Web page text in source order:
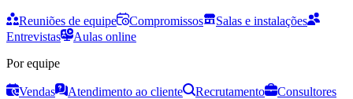
Reuniões de equipe Compromissos
Salas e instalações
Entrevistas
Aulas online
Por equipe
Vendas Atendimento ao cliente Recrutamento
Consultores